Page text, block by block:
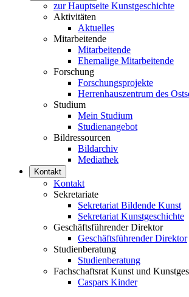
zur Hauptseite Kunstgeschichte
Aktivitäten
Aktuelles
Mitarbeitende
Mitarbeitende
Ehemalige Mitarbeitende
Forschung
Forschungsprojekte
Herrenhauszentrum des
Studium
Mein Studium
Studienangebot
Bildressourcen
Bildarchiv
Mediathek
Kontakt
Kontakt
Sekretariate
Sekretariat Bildende Kunst
Sekretariat Kunstgeschichte
Geschäftsführender Direktor
Geschäftsführender Direktor
Studienberatung
Studienberatung
Fachschaftsrat Kunst und
Caspars Kinder